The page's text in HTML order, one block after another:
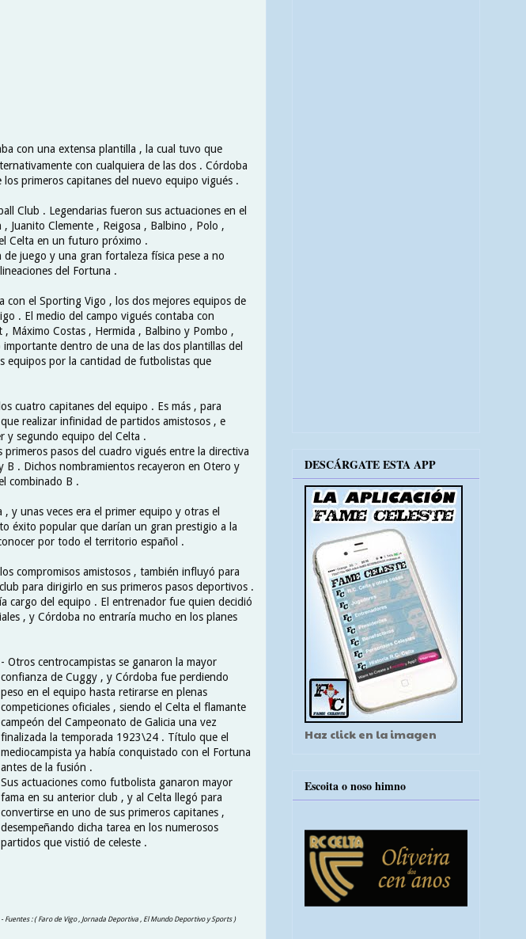
con una extensa plantilla , la cual tuvo que
con cualquiera de las dos . Córdoba
primeros capitanes del nuevo equipo vigués .
Club . Legendarias fueron sus actuaciones en el
Juanito Clemente , Reigosa , Balbino , Polo ,
Celta en un futuro próximo .
juego y una gran fortaleza física pese a no
del Fortuna .
con el Sporting Vigo , los dos mejores equipos de
. El medio del campo vigués contaba con
Máximo Costas , Hermida , Balbino y Pombo ,
dentro de una de las dos plantillas del
equipos por la cantidad de futbolistas que
cuatro capitanes del equipo . Es más , para
realizar infinidad de partidos amistosos , e
y segundo equipo del Celta .
pasos del cuadro vigués entre la directiva
B . Dichos nombramientos recayeron en Otero y
combinado B .
, y unas veces era el primer equipo y otras el
éxito popular que darían un gran prestigio a la
por todo el territorio español .
compromisos amistosos , también influyó para
para dirigirlo en sus primeros pasos deportivos .
cargo del equipo . El entrenador fue quien decidió
, y Córdoba no entraría mucho en los planes
- Otros centrocampistas se ganaron la mayor
confianza de Cuggy , y Córdoba fue perdiendo
peso en el equipo hasta retirarse en plenas
competiciones oficiales , siendo el Celta el flamante
campeón del Campeonato de Galicia una vez
finalizada la temporada 1923\24 . Título que el
mediocampista ya había conquistado con el Fortuna
antes de la fusión .
Sus actuaciones como futbolista ganaron mayor
fama en su anterior club , y al Celta llegó para
convertirse en uno de sus primeros capitanes ,
desempeñando dicha tarea en los numerosos
partidos que vistió de celeste .
- Fuentes : ( Faro de Vigo , Jornada Deportiva , El Mundo Deportivo y Sports )
DESCÁRGATE ESTA APP
Haz click en la imagen
Escoita o noso himno